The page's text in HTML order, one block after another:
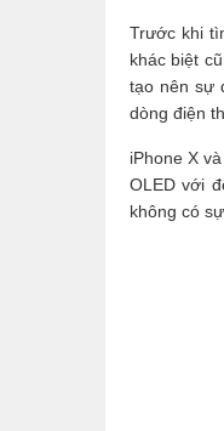
Trước khi
khác biệt
tạo nên sự
dòng điện
iPhone X
OLED với
không có